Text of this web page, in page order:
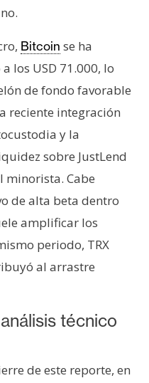
Bitcoin se ha
los USD 71.000, lo
de fondo favorable
reciente integración
y la
sobre JustLend
minorista. Cabe
de alta beta dentro
amplificar los
periodo, TRX
al arrastre
técnico
de este reporte, en